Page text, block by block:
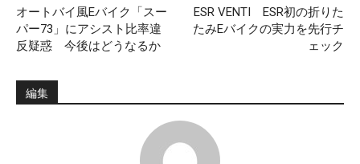
オートバイ風Eバイク「スー
パー73」にアシスト比率違
反疑惑 今後はどうなるか
ESR VENTI ESR初の折りた
たみEバイクの実力を先行チ
ェック
編集